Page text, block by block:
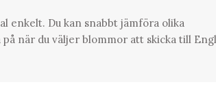
enkelt. Du kan snabbt jämföra olika
när du väljer blommor att skicka till